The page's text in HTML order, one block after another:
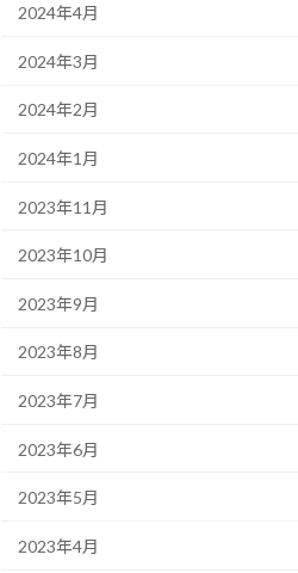
2024年4月
2024年3月
2024年2月
2024年1月
2023年11月
2023年10月
2023年9月
2023年8月
2023年7月
2023年6月
2023年5月
2023年4月